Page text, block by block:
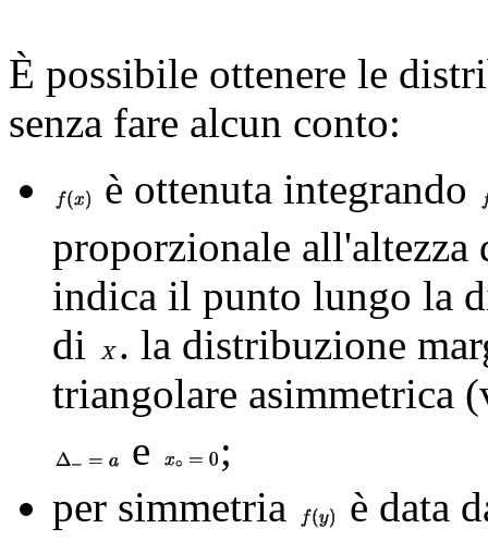
È possibile ottenere le
senza fare alcun conto:
è ottenuta integrando
proporzionale
indica il punto lungo la
di
. la distribuzione
triangolare asimmetrica
e
;
per simmetria
è data